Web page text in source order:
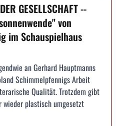
GESELLSCHAFT --
von
im Schauspielhaus
an Gerhard Hauptmanns
Schimmelpfennigs Arbeit
Qualität. Trotzdem gibt
plastisch umgesetzt